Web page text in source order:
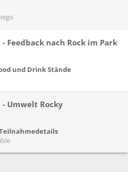
Feedback nach Rock im Park
und Drink Stände
- Umwelt Rocky